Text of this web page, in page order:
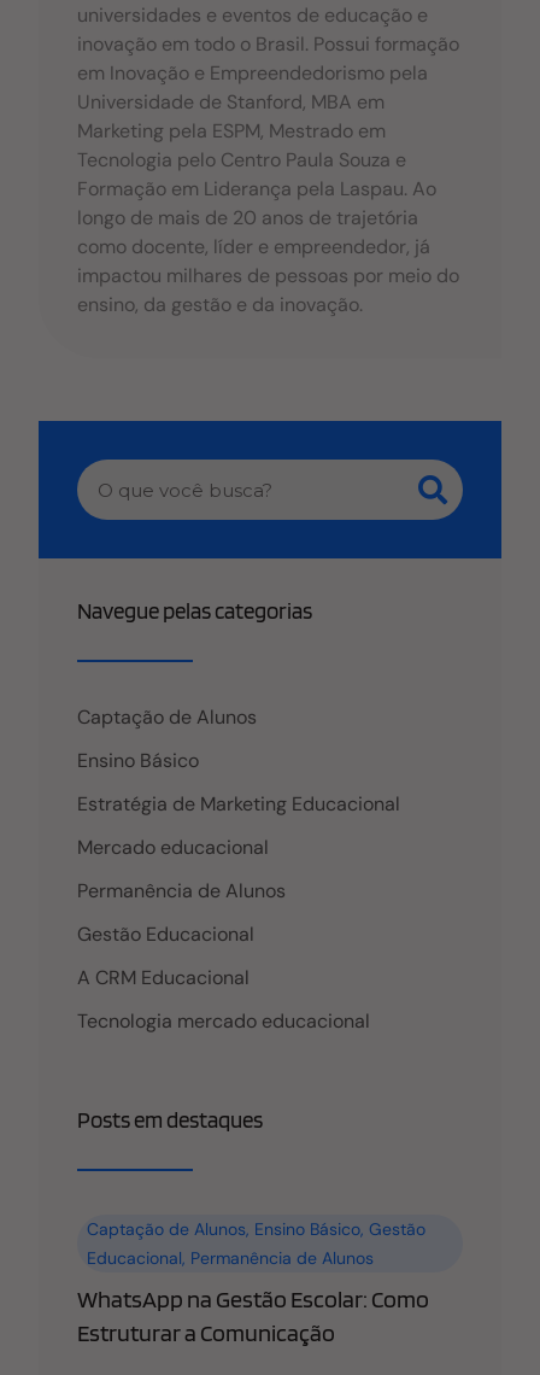
universidades e eventos de educação e
inovação em todo o Brasil. Possui formação
em Inovação e Empreendedorismo pela
Universidade de Stanford, MBA em
Marketing pela ESPM, Mestrado em
Tecnologia pelo Centro Paula Souza e
Formação em Liderança pela Laspau. Ao
longo de mais de 20 anos de trajetória
como docente, líder e empreendedor, já
impactou milhares de pessoas por meio do
ensino, da gestão e da inovação.
Navegue pelas categorias
Captação de Alunos
Ensino Básico
Estratégia de Marketing Educacional
Mercado educacional
Permanência de Alunos
Gestão Educacional
A CRM Educacional
Tecnologia mercado educacional
Posts em destaques
Captação de Alunos, Ensino Básico,Gestão
Educacional, Permanência de Alunos
WhatsApp na Gestão Escolar: Como
Estruturar a Comunicação